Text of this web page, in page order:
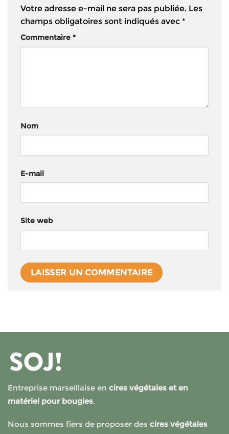
Votre adresse e-mail ne sera pas publiée. Les
champs obligatoires sont indiqués avec *
Commentaire *
Nom
E-mail
Site web
Entreprise marseillaise en cires végétales et en
matériel pour bougies.
Nous sommes fiers de proposer des cires végétales